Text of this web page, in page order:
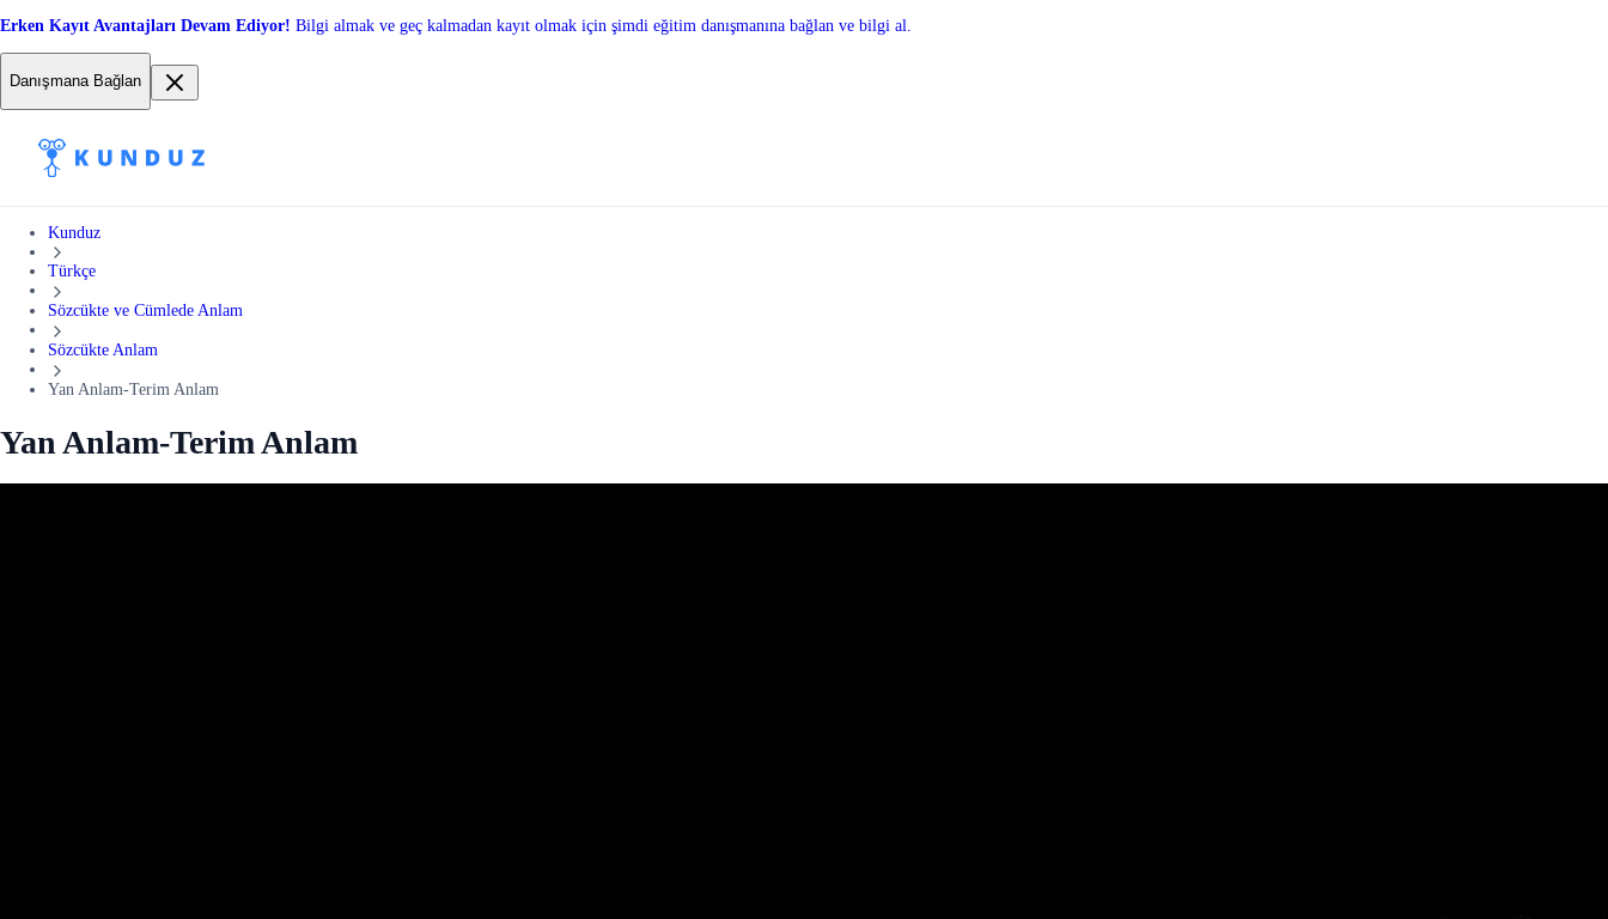
Erken Kayıt Avantajları Devam Ediyor! Bilgi almak ve geç kalmadan kayıt olmak için şimdi eğitim danışmanına bağlan ve bilgi al.
Danışmana Bağlan
Kunduz
Türkçe
Sözcükte ve Cümlede Anlam
Sözcükte Anlam
Yan Anlam-Terim Anlam
Yan Anlam-Terim Anlam